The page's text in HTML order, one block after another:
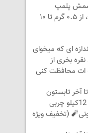
پلمپ
طلاسی، از ۰.۵ گرم تا ۱۰
ای که میخوای
بخری از
ات محافظت کنی
آخر تابستون
حداقل 12کیلو چربی
(تخفیف ویژه